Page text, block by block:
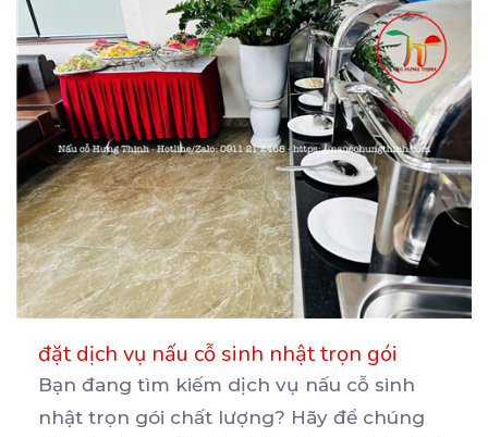
đặt dịch vụ nấu cỗ sinh nhật trọn gói
Bạn đang tìm kiếm dịch vụ nấu cỗ sinh
nhật trọn gói chất lượng? Hãy để chúng